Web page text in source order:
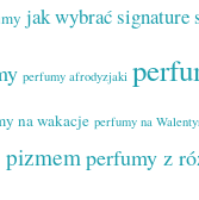
jak wybrać signature
perfumy afrodyzjaki
na wakacje perfumy na
perfumy z